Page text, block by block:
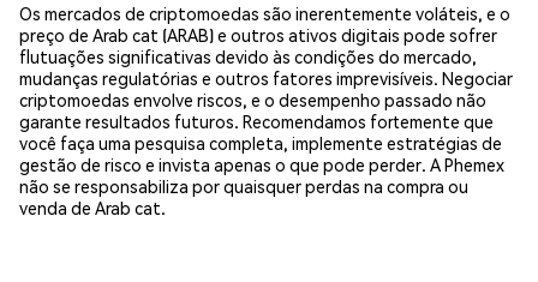
Os mercados de criptomoedas são inerentemente voláteis, e o
preço de Arab cat (ARAB) e outros ativos digitais pode sofrer
flutuações significativas devido às condições do mercado,
mudanças regulatórias e outros fatores imprevisíveis. Negociar
criptomoedas envolve riscos, e o desempenho passado não
garante resultados futuros. Recomendamos fortemente que
você faça uma pesquisa completa, implemente estratégias de
gestão de risco e invista apenas o que pode perder. A Phemex
não se responsabiliza por quaisquer perdas na compra ou
venda de Arab cat.